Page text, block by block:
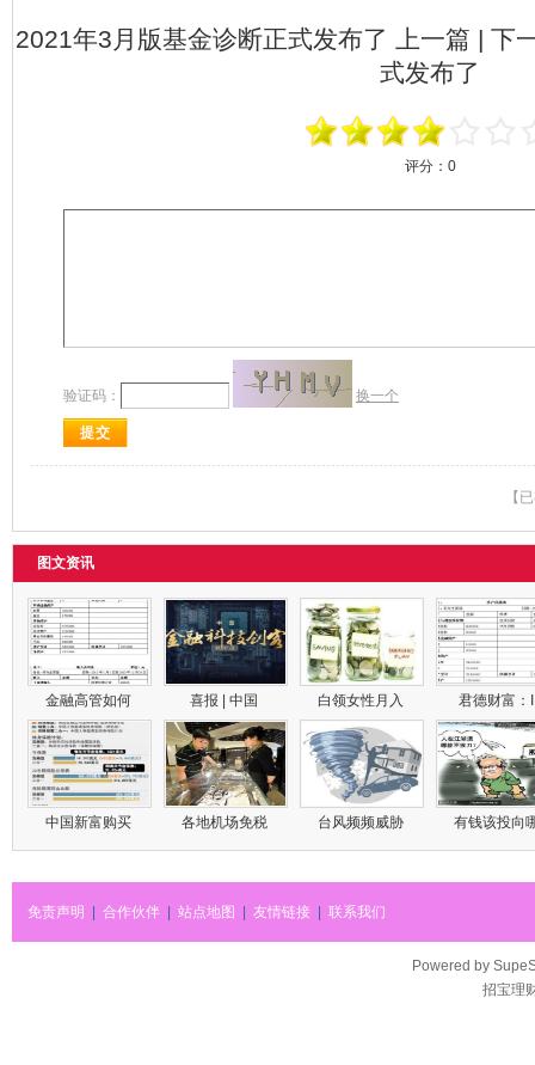
2021年3月版基金诊断正式发布了
上一篇 | 下
式发布了
评分： 0
验证码： 换一个
【
图文资讯
金融高管如何 喜报 | 中国 白领女性月入 君德财富
中国新富购买 各地机场免税 台风频频威胁 有钱该投向
免责声明 合作伙伴 站点地图 友情链接 联系我们
Powered by
招宝理